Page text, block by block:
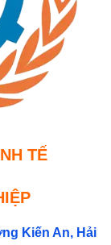
TẾ
Kiến An, Hải